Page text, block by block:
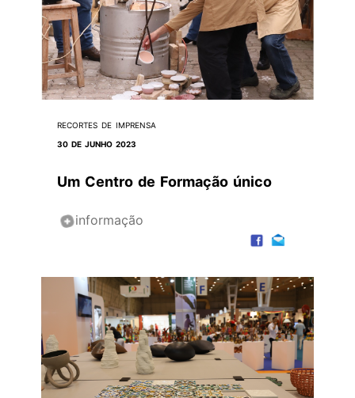
RECORTES DE IMPRENSA
30 DE JUNHO 2023
Um Centro de Formação único
informação